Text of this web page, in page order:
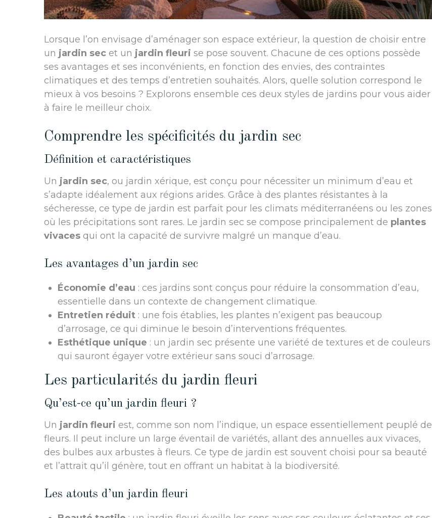
Lorsque l’on envisage d’aménager son espace extérieur, la question de choisir entre
un jardin sec et un jardin fleuri se pose souvent. Chacune de ces options possède
ses avantages et ses inconvénients, en fonction des envies, des contraintes
climatiques et des temps d’entretien souhaités. Alors, quelle solution correspond le
mieux à vos besoins ? Explorons ensemble ces deux styles de jardins pour vous aider
à faire le meilleur choix.
Comprendre les spécificités du jardin sec
Définition et caractéristiques
Un jardin sec, ou jardin xérique, est conçu pour nécessiter un minimum d’eau et
s’adapte idéalement aux régions arides. Grâce à des plantes résistantes à la
sécheresse, ce type de jardin est parfait pour les climats méditerranéens ou les zones
où les précipitations sont rares. Le jardin sec se compose principalement de plantes
vivaces qui ont la capacité de survivre malgré un manque d’eau.
Les avantages d’un jardin sec
Économie d’eau : ces jardins sont conçus pour réduire la consommation d’eau,
essentielle dans un contexte de changement climatique.
Entretien réduit : une fois établies, les plantes n’exigent pas beaucoup
d’arrosage, ce qui diminue le besoin d’interventions fréquentes.
Esthétique unique : un jardin sec présente une variété de textures et de couleurs
qui sauront égayer votre extérieur sans souci d’arrosage.
Les particularités du jardin fleuri
Qu’est-ce qu’un jardin fleuri ?
Un jardin fleuri est, comme son nom l’indique, un espace essentiellement peuplé de
fleurs. Il peut inclure un large éventail de variétés, allant des annuelles aux vivaces,
des bulbes aux arbustes à fleurs. Ce type de jardin est souvent choisi pour sa beauté
et l’attrait qu’il génère, tout en offrant un habitat à la biodiversité.
Les atouts d’un jardin fleuri